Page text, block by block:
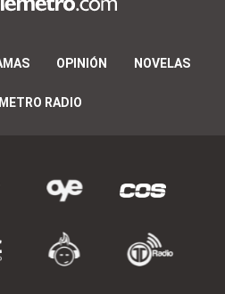
OPINIÓN NOVELAS
RADIO